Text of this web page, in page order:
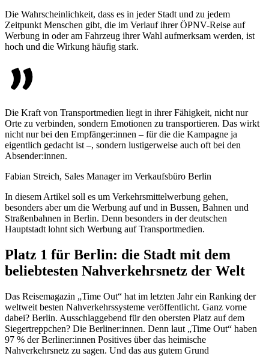
Die Wahrscheinlichkeit, dass es in jeder Stadt und zu jedem
Zeitpunkt Menschen gibt, die im Verlauf ihrer ÖPNV-Reise auf
Werbung in oder am Fahrzeug ihrer Wahl aufmerksam werden, ist
hoch und die Wirkung häufig stark.
Die Kraft von Transportmedien liegt in ihrer Fähigkeit, nicht nur
Orte zu verbinden, sondern Emotionen zu transportieren. Das wirkt
nicht nur bei den Empfänger:innen – für die die Kampagne ja
eigentlich gedacht ist –, sondern lustigerweise auch oft bei den
Absender:innen.
Fabian Streich, Sales Manager im Verkaufsbüro Berlin
In diesem Artikel soll es um Verkehrsmittelwerbung gehen,
besonders aber um die Werbung auf und in Bussen, Bahnen und
Straßenbahnen in Berlin. Denn besonders in der deutschen
Hauptstadt lohnt sich Werbung auf Transportmedien.
Platz 1 für Berlin: die Stadt mit dem
beliebtesten Nahverkehrsnetz der Welt
Das Reisemagazin „Time Out“ hat im letzten Jahr ein Ranking der
weltweit besten Nahverkehrssysteme veröffentlicht. Ganz vorne
dabei? Berlin. Ausschlaggebend für den obersten Platz auf dem
Siegertreppchen? Die Berliner:innen. Denn laut „Time Out“ haben
97 % der Berliner:innen Positives über das heimische
Nahverkehrsnetz zu sagen. Und das aus gutem Grund